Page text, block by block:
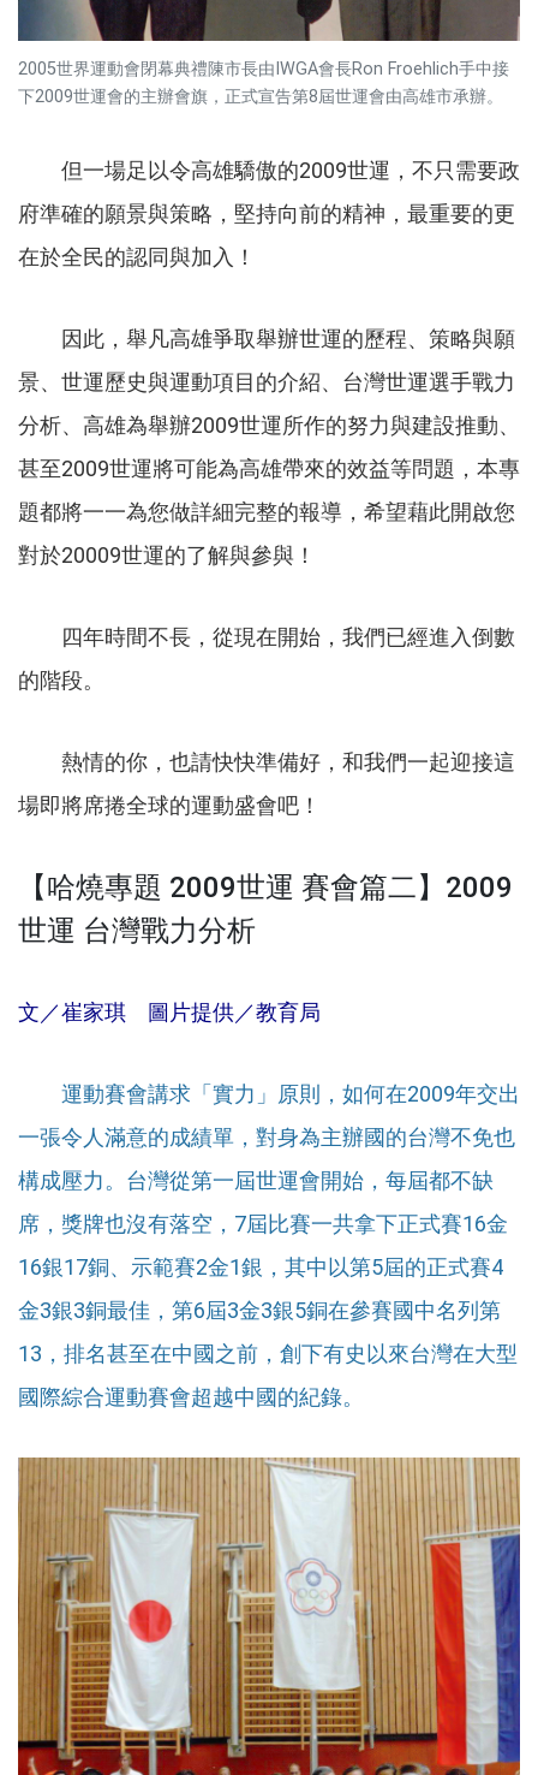
2005世界運動會閉幕典禮陳市長由IWGA會長Ron Froehlich手中接
下2009世運會的主辦會旗，正式宣告第8屆世運會由高雄市承辦。
但一場足以令高雄驕傲的2009世運，不只需要政
府準確的願景與策略，堅持向前的精神，最重要的更
在於全民的認同與加入！
因此，舉凡高雄爭取舉辦世運的歷程、策略與願
景、世運歷史與運動項目的介紹、台灣世運選手戰力
分析、高雄為舉辦2009世運所作的努力與建設推動、
甚至2009世運將可能為高雄帶來的效益等問題，本專
題都將一一為您做詳細完整的報導，希望藉此開啟您
對於20009世運的了解與參與！
四年時間不長，從現在開始，我們已經進入倒數
的階段。
熱情的你，也請快快準備好，和我們一起迎接這
場即將席捲全球的運動盛會吧！
【哈燒專題 2009世運 賽會篇二】2009
世運 台灣戰力分析
文／崔家琪 圖片提供／教育局
運動賽會講求「實力」原則，如何在2009年交出
一張令人滿意的成績單，對身為主辦國的台灣不免也
構成壓力。台灣從第一屆世運會開始，每屆都不缺
席，獎牌也沒有落空，7屆比賽一共拿下正式賽16金
16銀17銅、示範賽2金1銀，其中以第5屆的正式賽4
金3銀3銅最佳，第6屆3金3銀5銅在參賽國中名列第
13，排名甚至在中國之前，創下有史以來台灣在大型
國際綜合運動賽會超越中國的紀錄。